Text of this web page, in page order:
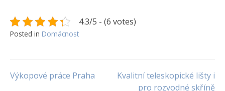
4.3/5 - (6 votes)
Posted in Domácnost
Navigace
Výkopové práce Praha
Kvalitní teleskopické lišty i
pro rozvodné skříně